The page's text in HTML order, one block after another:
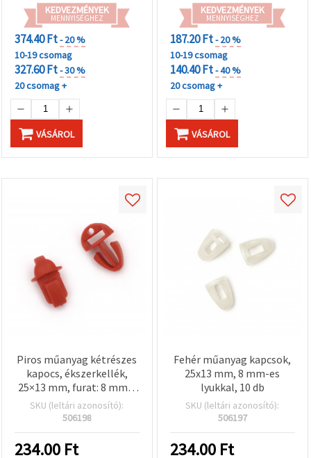
KEDVEZMÉNYEK
MENNYISÉGHEZ
374.40 Ft- 20 %
10-19 csomag
327.60 Ft- 30 %
20 csomag +
VÁSÁROL
KEDVEZMÉNYEK
MENNYISÉGHEZ
187.20 Ft- 20 %
10-19 csomag
140.40 Ft- 40 %
20 csomag +
VÁSÁROL
Piros műanyag kétrészes
kapocs, ékszerkellék,
25×13 mm, furat: 8 mm –
10 db/csomag
SKU (leltári azonosító):
506198
234.00 Ft
Fehér műanyag kapcsok,
25x13 mm, 8 mm-es
lyukkal, 10 db
SKU (leltári azonosító):
506197
234.00 Ft